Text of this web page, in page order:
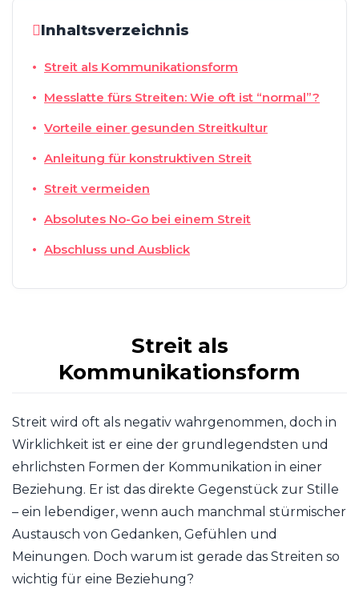
Inhaltsverzeichnis
Streit als Kommunikationsform
Messlatte fürs Streiten: Wie oft ist “normal”?
Vorteile einer gesunden Streitkultur
Anleitung für konstruktiven Streit
Streit vermeiden
Absolutes No-Go bei einem Streit
Abschluss und Ausblick
Streit als
Kommunikationsform
Streit wird oft als negativ wahrgenommen, doch in
Wirklichkeit ist er eine der grundlegendsten und
ehrlichsten Formen der Kommunikation in einer
Beziehung. Er ist das direkte Gegenstück zur Stille
– ein lebendiger, wenn auch manchmal stürmischer
Austausch von Gedanken, Gefühlen und
Meinungen. Doch warum ist gerade das Streiten so
wichtig für eine Beziehung?